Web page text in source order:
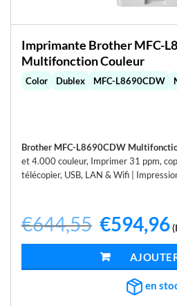
Imprimante Brother MFC-
Multifonction Couleur
Color Dublex MFC-L8690CDW
Brother MFC-L8690CDW
et 4.000 couleur, Imprimer 31 ppm,
télécopier, USB, LAN & Wifi |
€644,55 Le
prix
initial
était :
€644,55.
€594,96
AJOUTER AU
en